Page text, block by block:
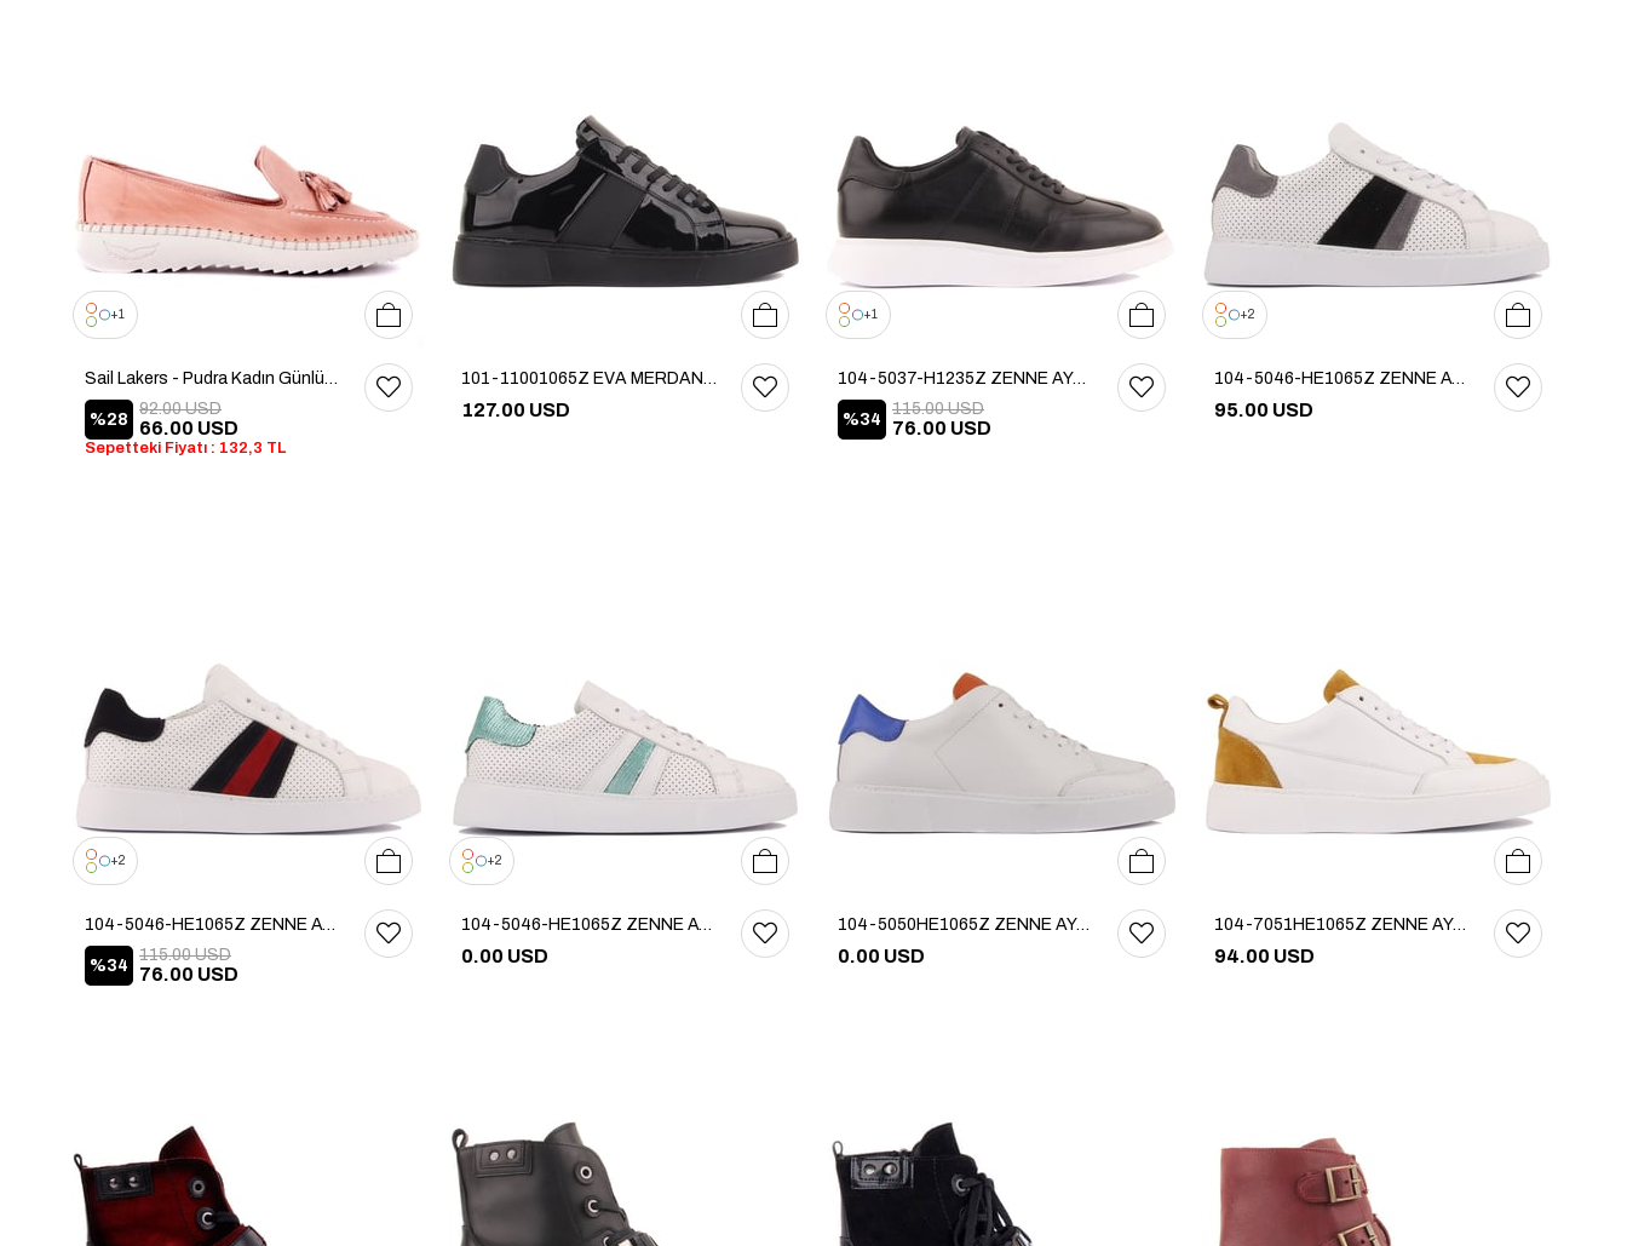
1
Sail Lakers - Pudra Kadın Günlük Ayakkabı
%28 66.00 USD
92.00 USD
Sepetteki Fiyatı : 132,3 TL
3637 38
101-11001065Z EVA MERDANE AYAKKABI
127.00 USD
3637 38 40 1
104-5037-H1235Z ZENNE AYAKKABI
%34 76.00 USD
115.00 USD
3637 38 40 2
104-5046-HE1065Z ZENNE AYAKKABI
95.00 USD
3637 38
2
104-5046-HE1065Z ZENNE AYAKKABI
%34 76.00 USD
115.00 USD
3637 38 40 2
104-5046-HE1065Z ZENNE AYAKKABI
0.00 USD
3637 38
104-5050HE1065Z ZENNE AYAKKABI
0.00 USD
38
104-7051HE1065Z ZENNE AYAKKABI
94.00 USD
3637 38